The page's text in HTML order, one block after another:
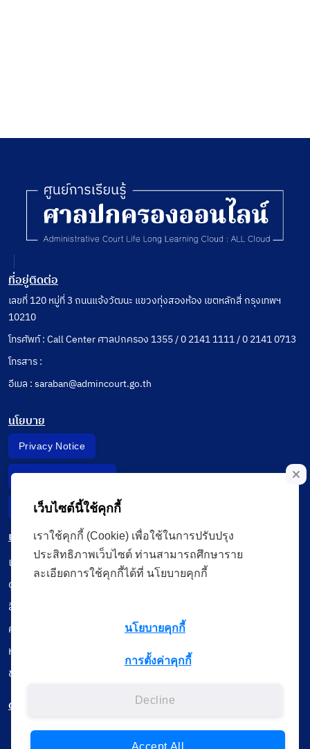
ที่อยู่ติดต่อ
เลขที่ 120 หมู่ที่ 3 ถนนแจ้งวัฒนะ แขวงทุ่งสองห้อง เขตหลักสี่ กรุงเทพฯ
10210
โทรศัพท์ : Call Center ศาลปกครอง 1355 / 0 2141 1111 / 0 2141 0713
โทรสาร :
อีเมล : saraban@admincourt.go.th
นโยบาย
Privacy Notice
Data Subject Right
Incident Report
เมนู
เรียนออนไลน์
ดูถ่ายทอดสด
สื่อการเรียนรู้
ค้นรายการหนังสือ
หนังสืออิเล็กทรอนิกส์
ข้อมูลผู้ใช้งาน
ดาวน์โหลดใช้งานบนแอปพลิเคชัน
เว็บไซต์นี้ใช้คุกกี้
เราใช้คุกกี้ (Cookie) เพื่อใช้ในการปรับปรุง
ประสิทธิภาพเว็บไซต์ ท่านสามารถศึกษาราย
ละเอียดการใช้คุกกี้ได้ที่ นโยบายคุกกี้
นโยบายคุกกี้
การตั้งค่าคุกกี้
Decline
Accept All